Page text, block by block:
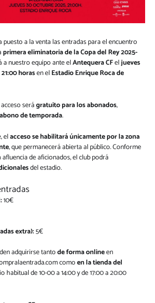
puesto a la venta las entradas para el encuentro
primera eliminatoria de la Copa del Rey 2025-
a nuestro equipo ante elAntequera CFeljueves
horasen elEstadio Enrique Roca de
serágratuito para los abonados,
de temporada.
elacceso se habilitará únicamente por la zona
, que permanecerá abierta al público. Conforme
de aficionados, el club podrá
del estadio.
10€
extra):5€
adquirirse tantode forma onlineen
comoen la tienda del
habitual de 10-00 a 14:00 y de 17:00 a 20:00